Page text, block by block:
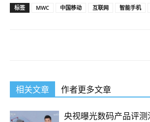
标签 MWC 中国移动 互联网 智能手机
相关文章 作者更多文章
央视曝光数码产品评测